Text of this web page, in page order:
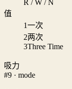
R / W / N
值
1一次
2两次
3Three Time
吸力
#9 · mode